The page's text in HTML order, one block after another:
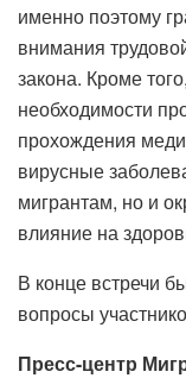
именно поэтому
внимания
закона. Кроме
необходимости
прохождения
вирусные
мигрантам, но и
влияние на
В конце встречи
вопросы
Пресс-центр